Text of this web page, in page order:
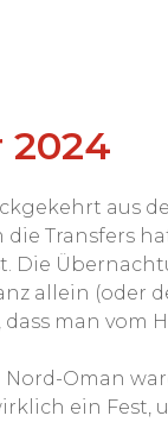
2024
aus
die Transfers
Die
allein (oder
dass man
Nord-Oman
ein Fest,